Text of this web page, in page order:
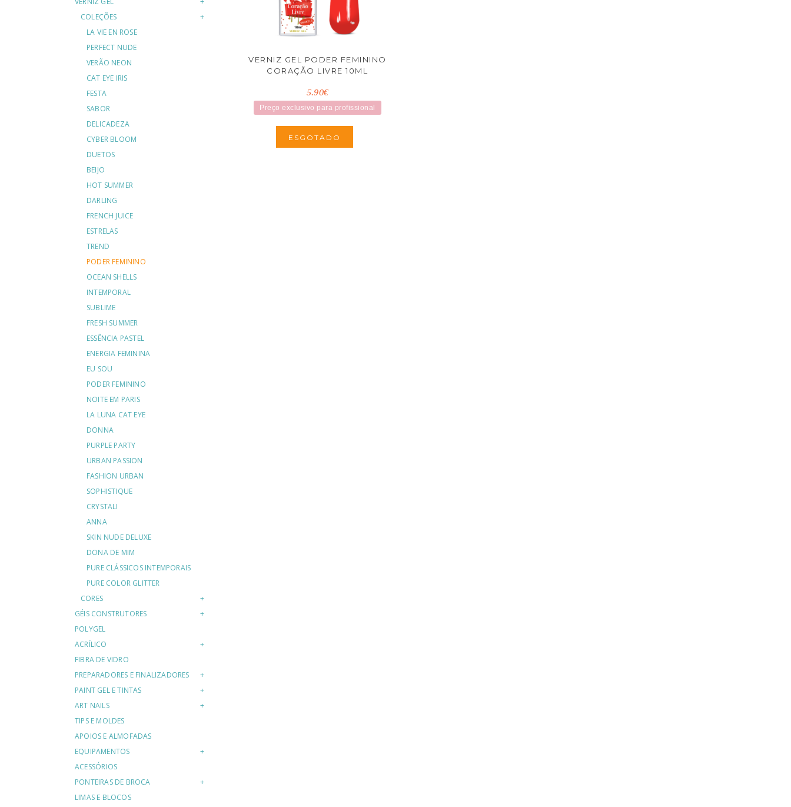
COLEÇÕES
LA VIE EN ROSE
PERFECT NUDE
VERÃO NEON
CAT EYE IRIS
FESTA
SABOR
DELICADEZA
CYBER BLOOM
DUETOS
BEIJO
HOT SUMMER
DARLING
FRENCH JUICE
ESTRELAS
TREND
PODER FEMININO
OCEAN SHELLS
INTEMPORAL
SUBLIME
FRESH SUMMER
ESSÊNCIA PASTEL
ENERGIA FEMININA
EU SOU
PODER FEMININO
NOITE EM PARIS
LA LUNA CAT EYE
DONNA
PURPLE PARTY
URBAN PASSION
FASHION URBAN
SOPHISTIQUE
CRYSTALI
ANNA
SKIN NUDE DELUXE
DONA DE MIM
PURE CLÁSSICOS INTEMPORAIS
PURE COLOR GLITTER
CORES
GÉIS CONSTRUTORES
POLYGEL
ACRÍLICO
FIBRA DE VIDRO
PREPARADORES E FINALIZADORES
PAINT GEL E TINTAS
ART NAILS
TIPS E MOLDES
APOIOS E ALMOFADAS
EQUIPAMENTOS
ACESSÓRIOS
PONTEIRAS DE BROCA
LIMAS E BLOCOS
VERNIZ GEL PODER FEMININO
CORAÇÃO LIVRE 10ML
5.90€
Preço exclusivo para profissional
ESGOTADO